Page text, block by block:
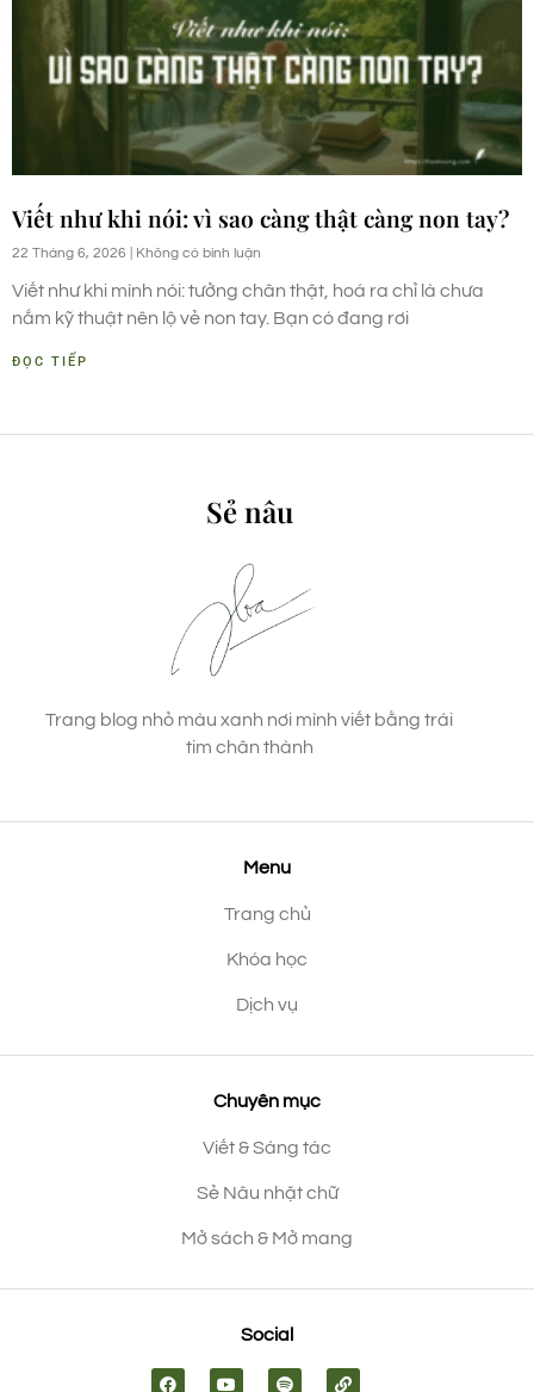
Viết như khi nói: vì sao càng thật càng non tay?
22 Tháng 6, 2026 Không có bình luận
Viết như khi mình nói: tưởng chân thật, hoá ra chỉ là chưa
nắm kỹ thuật nên lộ vẻ non tay. Bạn có đang rơi
ĐỌC TIẾP
Sẻ nâu
Trang blog nhỏ màu xanh nơi mình viết bằng trái
tim chân thành
Menu
Trang chủ
Khóa học
Dịch vụ
Chuyên mục
Viết & Sáng tác
Sẻ Nâu nhặt chữ
Mở sách & Mở mang
Social